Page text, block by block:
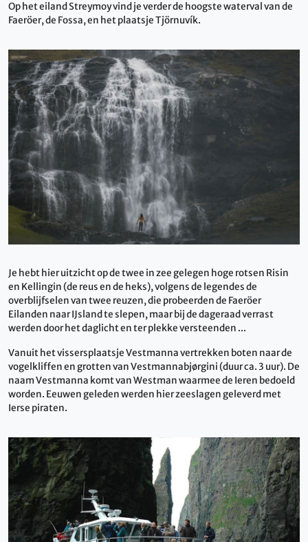
Op het eiland Streymoy vind je verder de hoogste waterval van de
Faeröer, de Fossa, en het plaatsje Tjörnuvík.
Je hebt hier uitzicht op de twee in zee gelegen hoge rotsen Risin
en Kellingin (de reus en de heks), volgens de legendes de
overblijfselen van twee reuzen, die probeerden de Faeröer
Eilanden naar IJsland te slepen, maar bij de dageraad verrast
werden door het daglicht en ter plekke versteenden ...
Vanuit het vissersplaatsje Vestmanna vertrekken boten naar de
vogelkliffen en grotten van Vestmannabjørgini (duur ca. 3 uur). De
naam Vestmanna komt van Westman waarmee de Ieren bedoeld
worden. Eeuwen geleden werden hier zeeslagen geleverd met
Ierse piraten.